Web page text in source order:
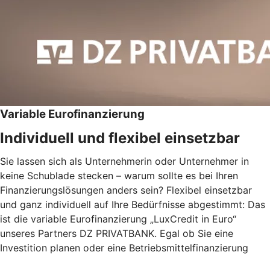
Variable Eurofinanzierung
Individuell und flexibel einsetzbar
Sie lassen sich als Unternehmerin oder Unternehmer in
keine Schublade stecken – warum sollte es bei Ihren
Finanzierungslösungen anders sein? Flexibel einsetzbar
und ganz individuell auf Ihre Bedürfnisse abgestimmt: Das
ist die variable Eurofinanzierung „LuxCredit in Euro“
unseres Partners DZ PRIVATBANK. Egal ob Sie eine
Investition planen oder eine Betriebsmittelfinanzierung